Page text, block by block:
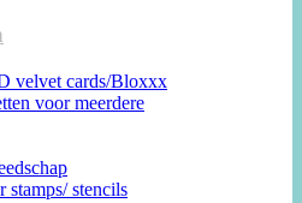
velvet cards/Bloxxx
voor meerdere
stamps/ stencils